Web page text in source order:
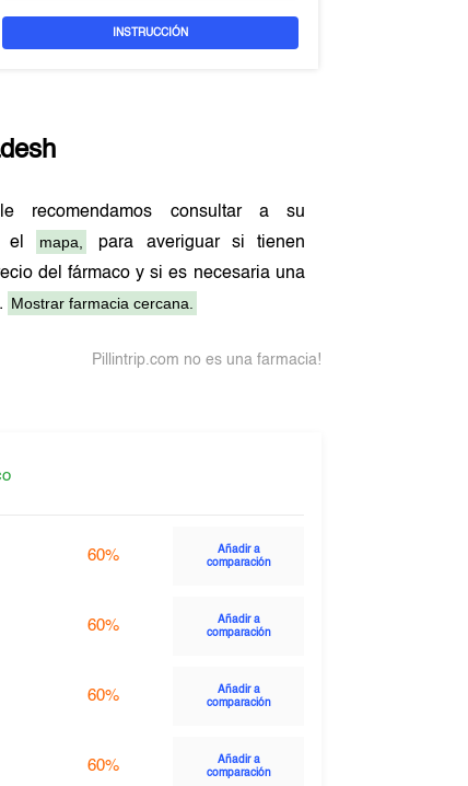
INSTRUCCIÓN
recomendamos consultar a su
el mapa,
para averiguar si tienen
del fármaco y si es necesaria una
Mostrar farmacia cercana.
Pillintrip.com no es una farmacia!
60%
Añadir a
comparación
60%
Añadir a
comparación
60%
Añadir a
comparación
60%
Añadir a
comparación